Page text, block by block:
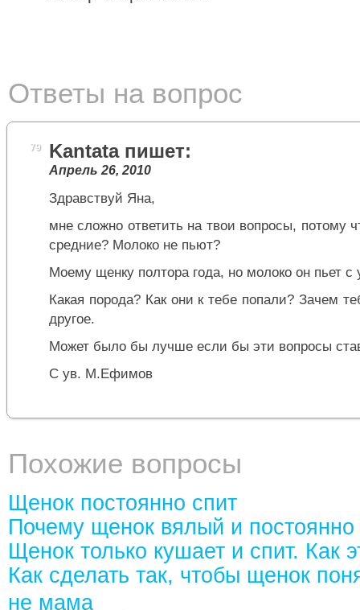
Ответы на вопрос
Kantataпишет:
79
Апрель 26, 2010
Здравствуй Яна,
мне сложно ответить на твои вопросы, потому
средние? Молоко не пьют?
Моему щенку полтора года, но молоко он пьет с
Какая порода? Как они к тебе попали? Зачем
другое.
Может было бы лучше если бы эти вопросы
С ув. М.Ефимов
Похожие вопросы
Щенок постоянно спит
Почему щенок вялый и постоянно
Щенок только кушает и спит. Как
Как сделать так, чтобы щенок
не мама